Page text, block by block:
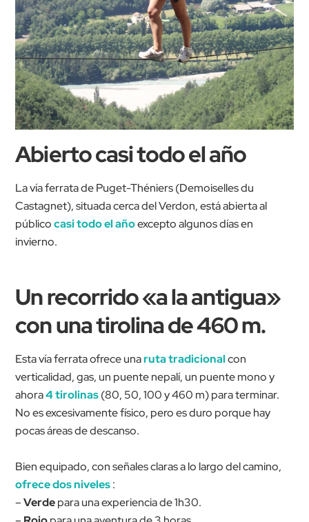
Abierto casi todo el año
La vía ferrata de Puget-Théniers (Demoiselles du
Castagnet), situada cerca del Verdon, está abierta al
públicocasi todo el añoexcepto algunos días en
invierno.
Un recorrido «a la antigua»
con una tirolina de 460 m.
Esta vía ferrata ofrece unaruta tradicionalcon
verticalidad,gas, un puente nepalí, un puente mono y
ahora4 tirolinas(80, 50, 100 y 460 m) para terminar.
No es excesivamente físico, pero es duro porque hay
pocas áreas de descanso.
Bien equipado, con señales claras a lo largo del camino,
ofrece dos niveles:
–Verdepara una experiencia de 1h30.